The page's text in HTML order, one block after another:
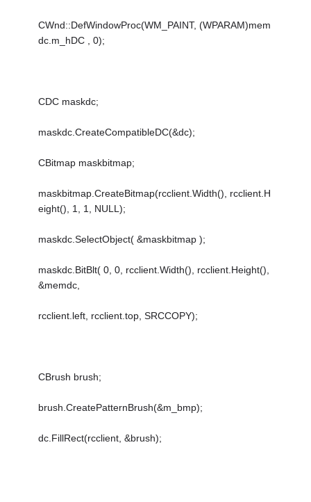
CWnd::DefWindowProc(WM_PAINT, (WPARAM)mem
dc.m_hDC , 0);
CDC maskdc;
maskdc.CreateCompatibleDC(&dc);
CBitmap maskbitmap;
maskbitmap.CreateBitmap(rcclient.Width(), rcclient.H
eight(), 1, 1, NULL);
maskdc.SelectObject( &maskbitmap );
maskdc.BitBlt( 0, 0, rcclient.Width(), rcclient.Height(),
&memdc,
rcclient.left, rcclient.top, SRCCOPY);
CBrush brush;
brush.CreatePatternBrush(&m_bmp);
dc.FillRect(rcclient, &brush);